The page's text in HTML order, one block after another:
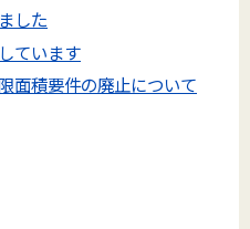
した
ています
面積要件の廃止について